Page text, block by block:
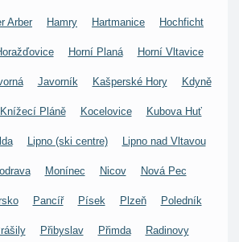
Arber Hamry Hartmanice Hochficht
Horní Planá Horní Vltavice
Javorník Kašperské Hory Kdyně
Knížecí Pláně Kocelovice Kubova Huť
Lipno (ski centre) Lipno nad Vltavou
Monínec Nicov Nová Pec
Pancíř Písek Plzeň Poledník
Přibyslav Přimda Radinovy